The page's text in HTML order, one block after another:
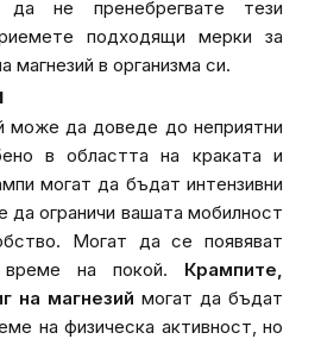
не пренебрегвате тези
подходящи мерки за
магнезий в организма си.
може да доведе до неприятни
в областта на краката и
могат да бъдат интензивни
да ограничи вашата мобилност
Могат да се появяват
време на покой. Крампите,
на магнезий могат да бъдат
на физическа активност, но